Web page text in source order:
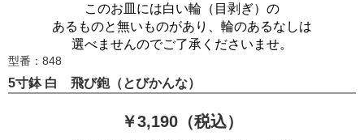
このお皿には白い輪（目剥ぎ）の
あるものと無いものがあり、輪のあるなしは
選べませんのでご了承くださいませ。
型番：848
5寸鉢 白 飛び鉋（とびかんな）
￥3,190（税込）